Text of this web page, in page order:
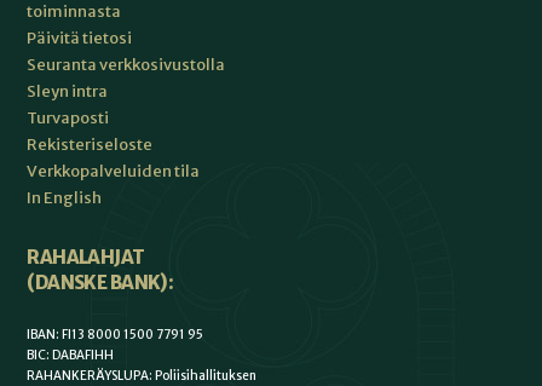
toiminnasta
Päivitä tietosi
Seuranta verkkosivustolla
Sleyn intra
Turvaposti
Rekisteriseloste
Verkkopalveluiden tila
In English
RAHALAHJAT
(DANSKE BANK):
IBAN: FI13 8000 1500 7791 95
BIC: DABAFIHH
RAHANKERÄYSLUPA: Poliisihallituksen